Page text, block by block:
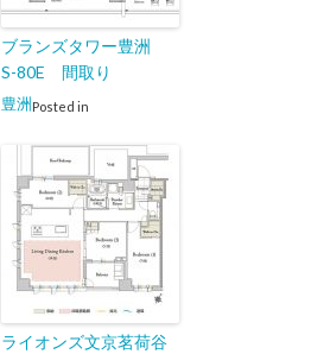
ブランズタワー豊洲
S-80E 間取り
Posted in
豊洲
ライオンズ文京茗荷谷